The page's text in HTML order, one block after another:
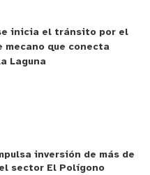
planteado este
justicia y lo que
acuerdo de qué lugar,
el Concejo también.
pensado en el
Municipal, me
deportivo del
inicia el tránsito por el
mecano que conecta
Laguna
inversión de más de
sector El Polígono